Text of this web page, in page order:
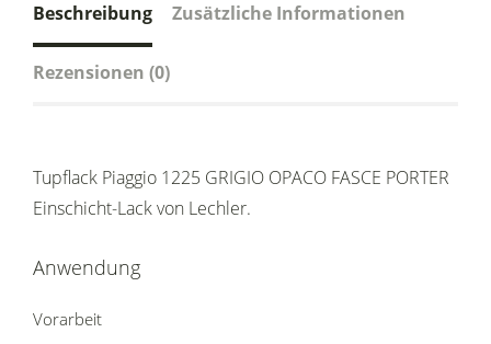
Beschreibung Zusätzliche Informationen
Rezensionen (0)
Tupflack Piaggio 1225 GRIGIO OPACO FASCE PORTER
Einschicht-Lack von Lechler.
Anwendung
Vorarbeit